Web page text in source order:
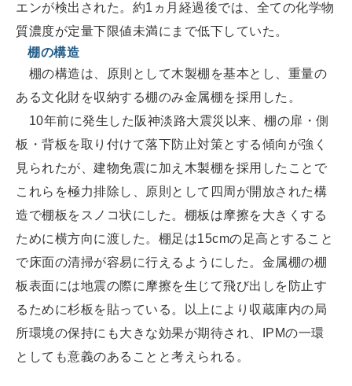
エンが検出された。約1ヵ月経過後では、全ての化学物
質濃度が定量下限値未満にまで低下していた。
棚の構造
棚の構造は、原則として木製棚を基本とし、重量の
ある文化財を収納する棚のみ金属棚を採用した。
10年前に発生した阪神淡路大震災以来、棚の扉・側
板・背板を取り付けて落下防止対策とする傾向が強く
見られたが、建物免震に加え木製棚を採用したことで
これらを極力排除し、原則として四周が開放された構
造で棚板をスノコ状にした。棚板は摩擦を大きくする
ために横方向に渡した。棚足は15cmの足高とすること
で床面の清掃が容易に行えるようにした。金属棚の棚
板表面には地震の際に摩擦を生じて飛び出しを防止す
るために杉板を貼っている。以上により収蔵庫内の局
所環境の保持にも大きな効果が期待され、IPMの一環
としても意義のあることと考えられる。